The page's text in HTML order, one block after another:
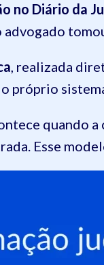
no Diário da
advogado
, realizada
quando
Esse